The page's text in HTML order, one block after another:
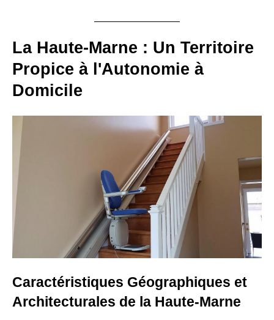
La Haute-Marne : Un Territoire
Propice à l'Autonomie à
Domicile
Caractéristiques Géographiques et
Architecturales de la Haute-Marne